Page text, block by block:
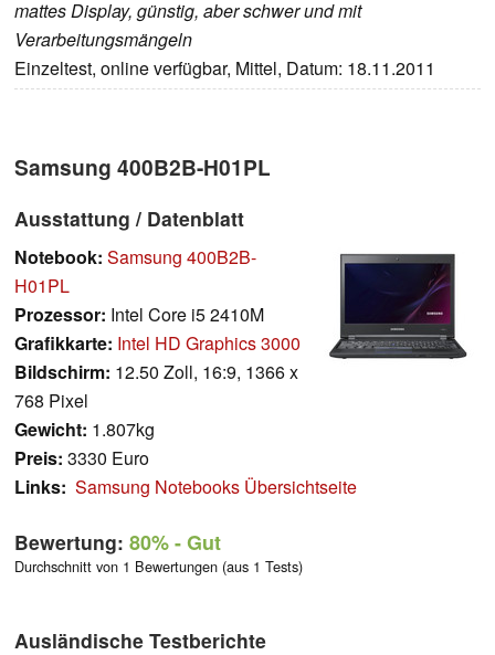
mattes Display, günstig, aber schwer und mit
Verarbeitungsmängeln
Einzeltest, online verfügbar, Mittel, Datum: 18.11.2011
Samsung 400B2B-H01PL
Ausstattung / Datenblatt
Notebook: Samsung 400B2B-
H01PL
Prozessor: Intel Core i5 2410M
Grafikkarte: Intel HD Graphics 3000
Bildschirm: 12.50 Zoll, 16:9, 1366 x
768 Pixel
Gewicht: 1.807kg
Preis: 3330 Euro
Links: Samsung Notebooks Übersichtseite
Bewertung: 80%- Gut
Durchschnitt von 1 Bewertungen (aus 1 Tests)
Ausländische Testberichte